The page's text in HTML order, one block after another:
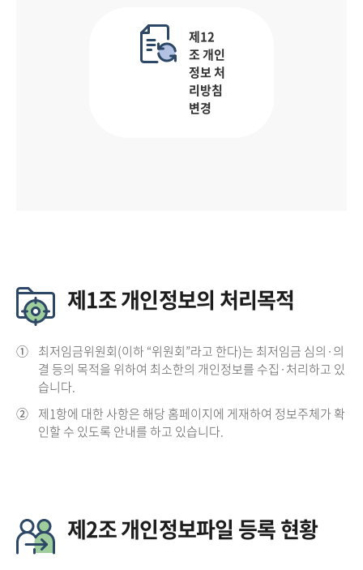
제12
조 개인
정보 처
리방침
변경
제1조 개인정보의 처리목적
① 최저임금위원회(이하 “위원회”라고 한다)는 최저임금 심의·의
결 등의 목적을 위하여 최소한의 개인정보를 수집·처리하고 있
습니다.
② 제1항에 대한 사항은 해당 홈페이지에 게재하여 정보주체가 확
인할 수 있도록 안내를 하고 있습니다.
제2조 개인정보파일 등록 현황